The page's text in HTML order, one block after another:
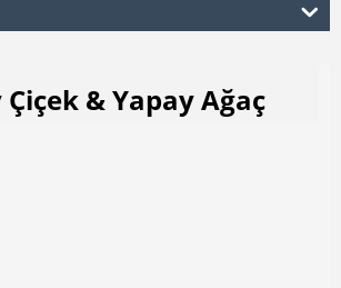
& Yapay Ağaç